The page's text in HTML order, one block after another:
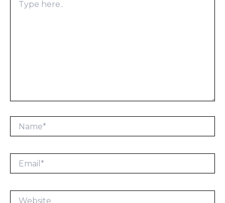
here..
Website